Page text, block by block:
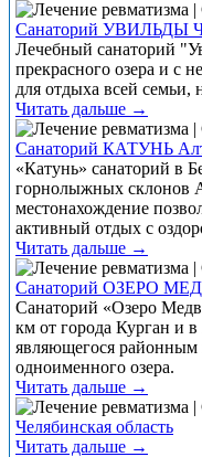
Санаторий УВИЛЬДЫ
Лечебный санаторий
прекрасного озера и с
для отдыха всей семьи,
Читать дальше →
Санаторий КАТУНЬ
«Катунь» санаторий в
горнолыжных склонов
местонахождение
активный отдых с
Читать дальше →
Санаторий ОЗЕРО
Санаторий «Озеро
км от города Курган и
являющегося районным
одноименного озера.
Читать дальше →
Челябинская область
Читать дальше →